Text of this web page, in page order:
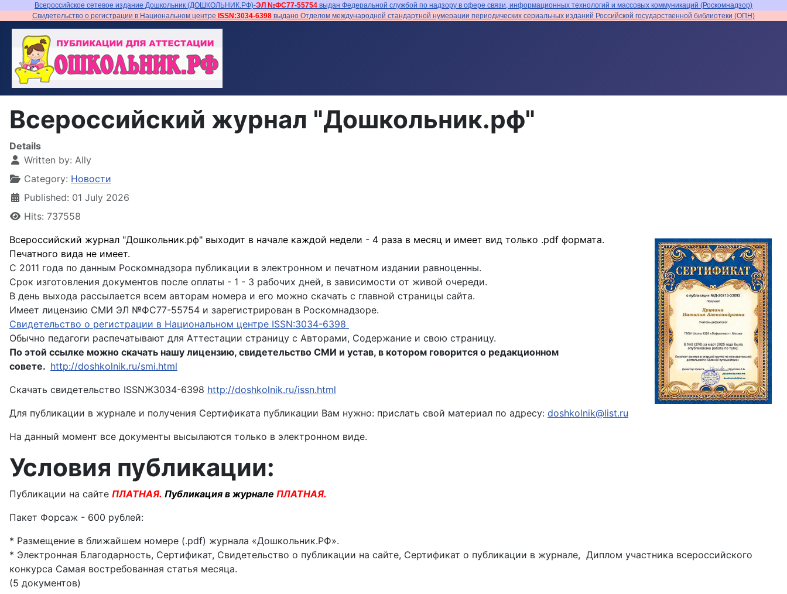
Всероссийское сетевое издание Дошкольник (ДОШКОЛЬНИК.РФ)-ЭЛ №ФС77-55754 выдан Федеральной службой по надзору в сфере связи, информационных технологий и массовых коммуникаций (Роскомнадзор)
Свидетельство о регистрации в Национальном центре ISSN:3034-6398 выдано Отделом международной стандартной нумерации периодических сериальных изданий Российской государственной библиотеки (ОПН)
Всероссийский журнал "Дошкольник.рф"
Details
Written by: Ally
Category: Новости
Published: 01 July 2026
Hits: 737558
Всероссийский журнал "Дошкольник.рф" выходит в начале каждой недели - 4 раза в месяц и имеет вид только .pdf формата.
Печатного вида не имеет.
С 2011 года по данным Роскомнадзора публикации в электронном и печатном издании равноценны.
Срок изготовления документов после оплаты - 1 - 3 рабочих дней, в зависимости от живой очереди.
В день выхода рассылается всем авторам номера и его можно скачать с главной страницы сайта.
Имеет лицензию СМИ ЭЛ №ФС77-55754 и зарегистрирован в Роскомнадзоре.
Свидетельство о регистрации в Национальном центре ISSN:3034-6398
Обычно педагоги распечатывают для Аттестации страницу с Авторами, Содержание и свою страницу.
По этой ссылке можно скачать нашу лицензию, свидетельство СМИ и устав, в котором говорится о редакционном
совете. http://doshkolnik.ru/smi.html
Скачать свидетельство ISSNЖ3034-6398 http://doshkolnik.ru/issn.html
Для публикации в журнале и получения Сертификата публикации Вам нужно: прислать свой материал по адресу: doshkolnik@list.ru
На данный момент все документы высылаются только в электронном виде.
Условия публикации:
Публикации на сайте ПЛАТНАЯ. Публикация в журнале ПЛАТНАЯ.
Пакет Форсаж - 600 рублей:
* Размещение в ближайшем номере (.pdf) журнала «Дошкольник.РФ».
* Электронная Благодарность, Сертификат, Свидетельство о публикации на сайте, Сертификат о публикации в журнале, Диплом участника всероссийского
конкурса Самая востребованная статья месяца.
(5 документов)